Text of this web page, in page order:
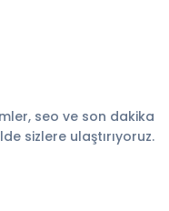
seo ve son dakika
sizlere ulaştırıyoruz.